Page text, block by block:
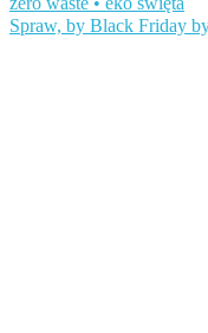
Spraw, by Black Friday